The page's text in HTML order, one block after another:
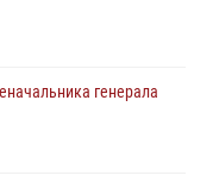
генерала